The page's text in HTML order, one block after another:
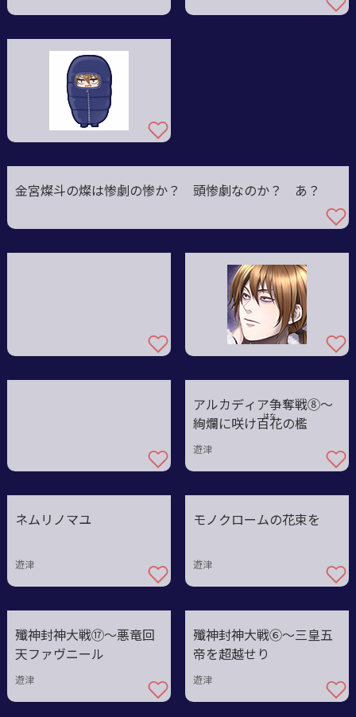
金宮燦斗の燦は惨劇の惨か？ 頭惨劇なのか？ あ？
アルカディア争奪戦⑧～
絢爛に咲け百
はな
花の檻
遊津
ネムリノマユ
遊津
モノクロームの花束を
遊津
殲神封神大戦⑰～悪竜回
天ファヴニール
遊津
殲神封神大戦⑥〜三皇五
帝を超越せり
遊津